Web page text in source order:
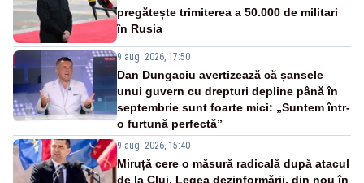
pregătește trimiterea a 50.000 de militari
în Rusia
9 aug. 2026, 17:50
Dan Dungaciu avertizează că șansele
unui guvern cu drepturi depline până în
septembrie sunt foarte mici: „Suntem într-
o furtună perfectă”
9 aug. 2026, 15:40
Miruță cere o măsură radicală după atacul
de la Cluj. Legea dezinformării, din nou în